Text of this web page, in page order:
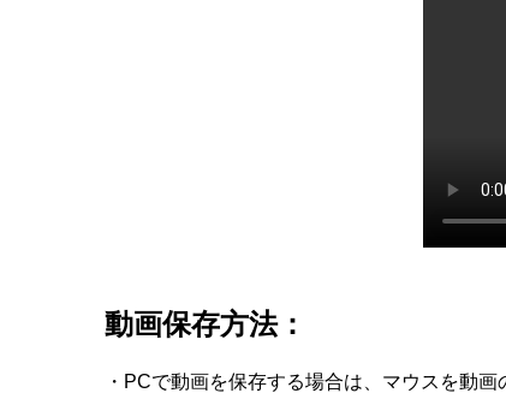
動画保存方法：
・PCで動画を保存する場合は、マウスを動